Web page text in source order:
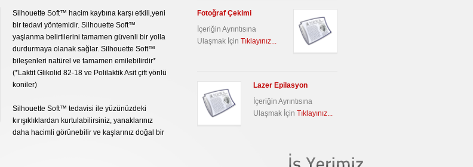
Silhouette Soft™ hacim kaybına karşı etkili,yeni
bir tedavi yöntemidir. Silhouette Soft™
yaşlanma belirtilerini tamamen güvenli bir yolla
durdurmaya olanak sağlar. Silhouette Soft™
bileşenleri natürel ve tamamen emilebilirdir*
(*Laktit Glikolid 82-18 ve Polilaktik Asit çift yönlü
koniler)
Silhouette Soft™ tedavisi ile yüzünüzdeki
kırışıklıklardan kurtulabilirsiniz, yanaklarınız
daha hacimli görünebilir ve kaşlarınız doğal bir
Fotoğraf Çekimi
İçeriğin Ayrıntısına
Ulaşmak İçin Tıklayınız...
Lazer Epilasyon
İçeriğin Ayrıntısına
Ulaşmak İçin Tıklayınız...